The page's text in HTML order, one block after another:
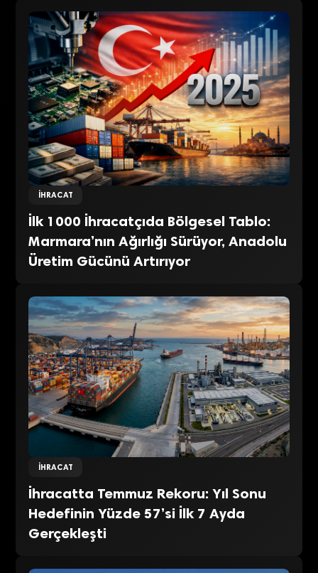
İHRACAT
İlk 1000 İhracatçıda Bölgesel Tablo:
Marmara’nın Ağırlığı Sürüyor, Anadolu
Üretim Gücünü Artırıyor
İHRACAT
İhracatta Temmuz Rekoru: Yıl Sonu
Hedefinin Yüzde 57’si İlk 7 Ayda
Gerçekleşti